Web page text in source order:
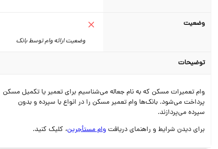
وضعیت
وضعیت ارائه وام توسط بانک
توضیحات
وام تعمیرات مسکن که به نام جعاله می‌شناسیم برای تعمیر یا تکمیل مسکن
پرداخت می‌شود. بانک‌ها وام تعمیر مسکن را در انواع با سپرده و بدون
سپرده می‌پردازند.
برای دیدن شرایط و راهنمای دریافتوام مستأجرین، کلیک کنید.